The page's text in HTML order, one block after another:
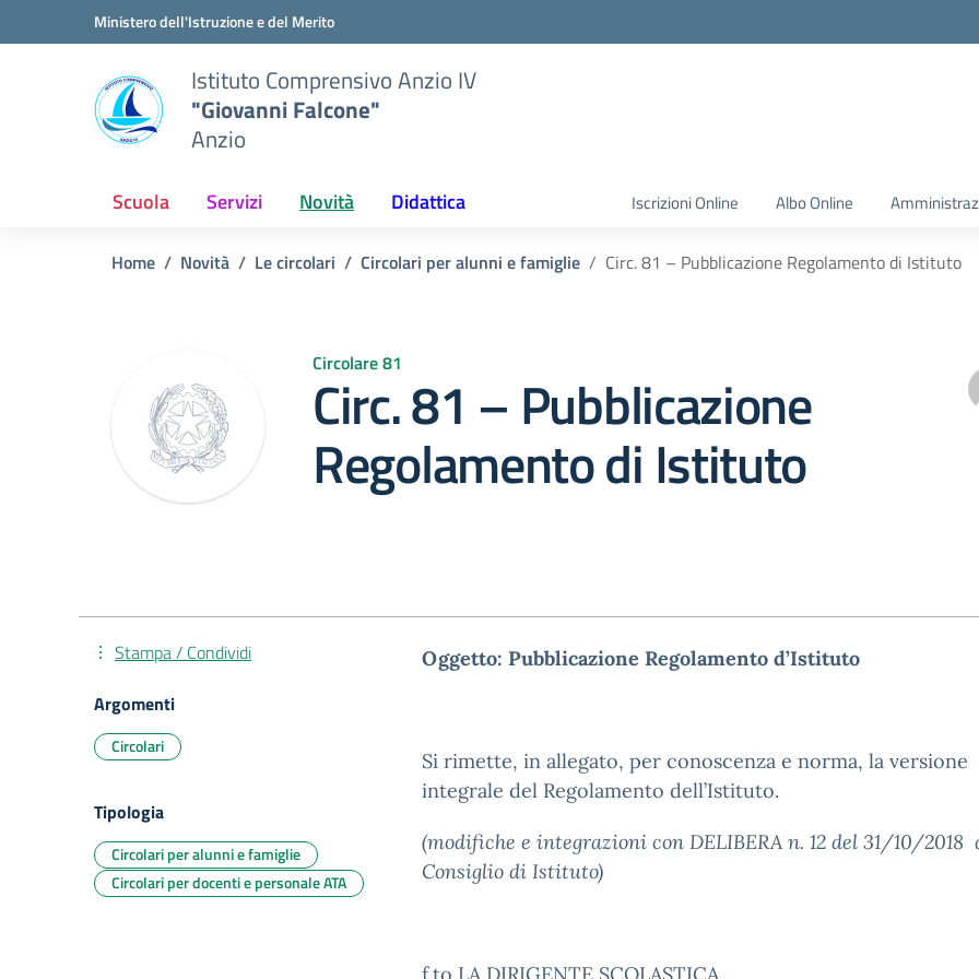
Vai ai contenuti
Vai al menu di navigazioneMinistero dell'Istruzione e del Merito
Istituto Comprensivo Anzio IV
"Giovanni Falcone"
Anzio
Scuola Servizi Novità Didattica Iscrizioni Online Albo Online
Home Novità Le circolari Circolari per alunni e famiglie Circ. 81 – Pubblicazione Regolamento di Istituto
Circolare 81
Circ. 81 – Pubblicazione
Regolamento di Istituto
Oggetto: Pubblicazione Regolamento d’Istituto
Si rimette, in allegato, per conoscenza e norma, la versione
integrale del Regolamento dell’Istituto.
(modifiche e integrazioni con DELIBERA n. 12 del 31/10/2018
Consiglio di Istituto)
Stampa / Condividi
Argomenti
Circolari
Tipologia
Circolari per alunni e famiglie
Circolari per docenti e personale ATA